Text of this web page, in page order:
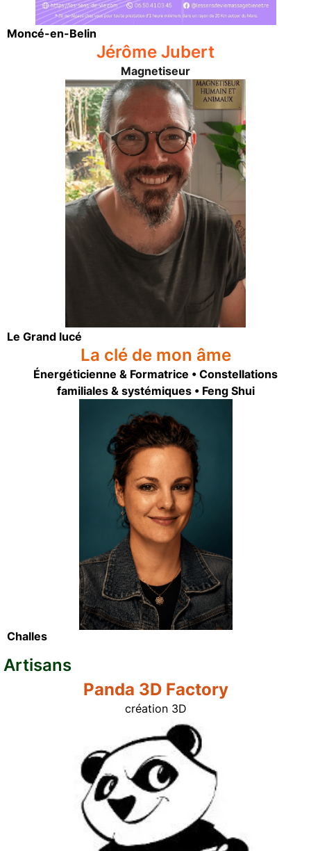
Moncé-en-Belin
Jérôme Jubert
Magnetiseur
Le Grand lucé
La clé de mon âme
Énergéticienne & Formatrice • Constellations
familiales & systémiques • Feng Shui
Challes
Artisans
Panda 3D Factory
création 3D